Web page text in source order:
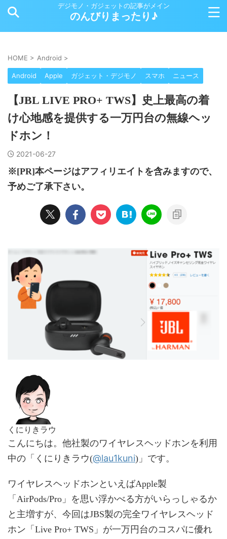
デジモノ・ガジェットの記事がメイン
のんびりまったり♪
HOME > Android >
Android Apple ガジェット・デジモノ スマホ ニュース
【JBL LIVE PRO+ TWS】史上最高の着
け心地感を提供する一万円台の無線ヘッ
ドホン！
2021-06-27
※[PR]本ページはアフィリエイトを含みますので、
予めご了承下さい。
くにりきラウ
こんにちは。他社製のワイヤレスヘッドホンを利用
中の「くにりきラウ(@lau1kuni)」です。
ワイヤレスヘッドホンといえばApple製
「AirPods/Pro」を思い浮かべる方がいらっしゃるか
と主増すが、今回はJBS製の完全ワイヤレスヘッド
ホン「Live Pro+ TWS」が一万円台のコスパに優れ